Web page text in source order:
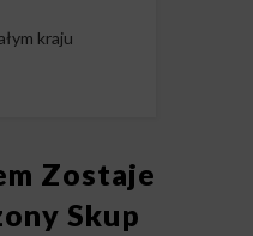
kraju
Zostaje
Skup